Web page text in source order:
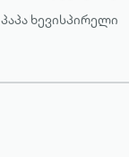
პაპა ხევისპირელი